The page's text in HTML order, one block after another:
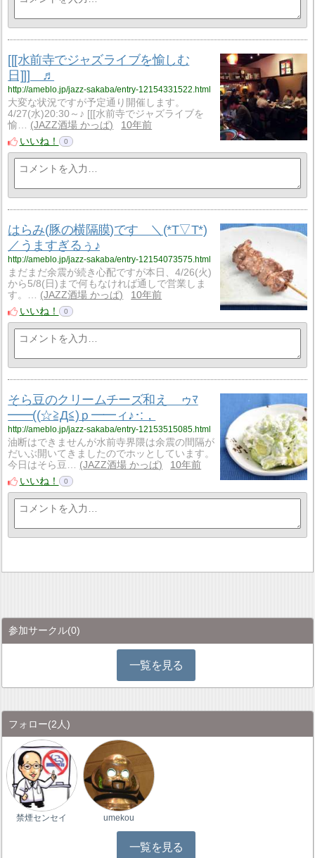
[[[水前寺でジャズライブを愉しむ
日]]] ♬
http://ameblo.jp/jazz-sakaba/entry-12154331522.html
大変な状況ですが予定通り開催します。
4/27(水)20:30～♪ [[[水前寺でジャズライブを
愉…
JAZZ酒場 かっぱ
10年前
いいね！
0
はらみ(豚の横隔膜)です ＼(*T▽T*)
／うますぎるぅ♪
http://ameblo.jp/jazz-sakaba/entry-12154073575.html
まだまだ余震が続き心配ですが本日、4/26(火)
から5/8(日)まで何もなければ通しで営業しま
す。…
JAZZ酒場 かっぱ
10年前
いいね！
0
そら豆のクリームチーズ和え ゥﾏ
━━((☆≧Д≦)ｐ━━ィ♪･:，
http://ameblo.jp/jazz-sakaba/entry-12153515085.html
油断はできませんが水前寺界隈は余震の間隔が
だいぶ開いてきましたのでホッとしています。
今日はそら豆…
JAZZ酒場 かっぱ
10年前
いいね！
0
参加サークル(0)
一覧を見る
フォロー(2人)
禁煙センセイ umekou
一覧を見る